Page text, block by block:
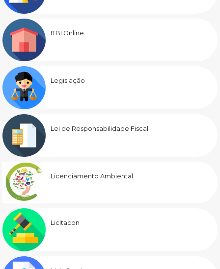
ITBI Online
Legislação
Lei de Responsabilidade Fiscal
Licenciamento Ambiental
Licitacon